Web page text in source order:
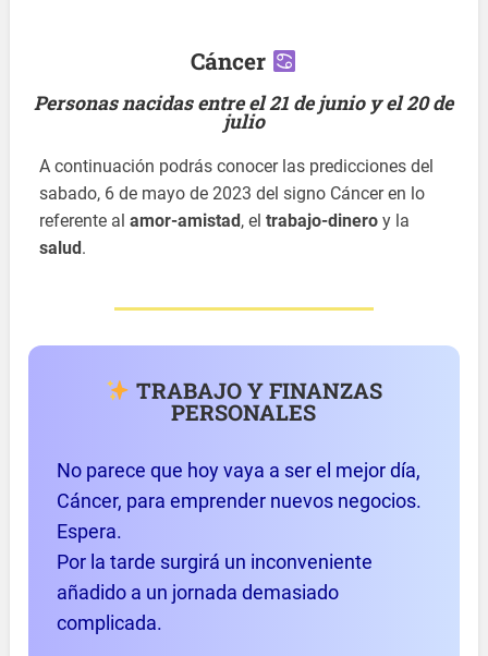
Cáncer
Personas nacidas entre el 21 de junio y el 20 de
julio
A continuación podrás conocer las predicciones del
sabado, 6 de mayo de 2023 del signo Cáncer en lo
referente alamor-amistad , eltrabajo-dinero y la
salud .
TRABAJO Y FINANZAS
PERSONALES
No parece que hoy vaya a ser el mejor día,
Cáncer, para emprender nuevos negocios.
Espera.
Por la tarde surgirá un inconveniente
añadido a un jornada demasiado
complicada.